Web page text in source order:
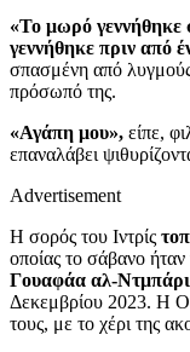
«Το μωρό γεννήθηκε
γεννήθηκε πριν από
σπασμένη από
πρόσωπό της.
«Αγάπη μου», είπε,
επαναλάβει
Advertisement
Η σορός του Ιντρίς
οποίας το σάβανο ήταν
Γουαφάα αλ-
Δεκεμβρίου 2023. Η
τους, με το χέρι της